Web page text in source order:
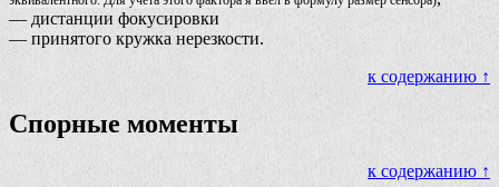
— дистанции фокусировки
— принятого кружка нерезкости.
к содержанию ↑
Спорные моменты
к содержанию ↑